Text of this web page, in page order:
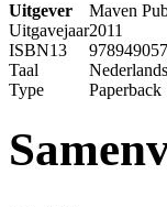
Uitgever
Maven
Uitgavejaar2011
ISBN13
Taal
Nederlands
Type
Paperback